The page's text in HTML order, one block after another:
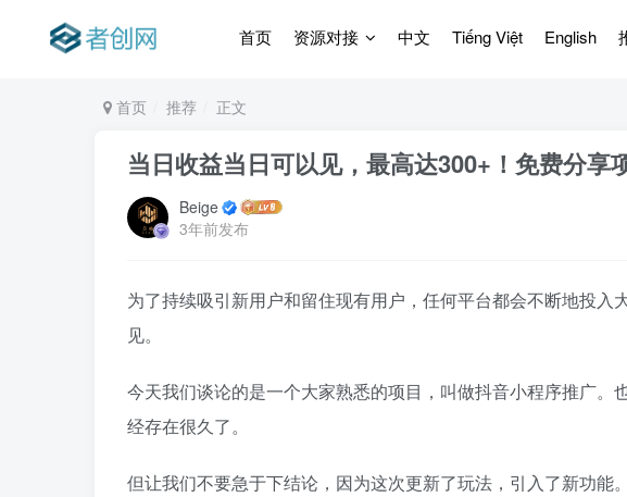
首页 资源对接 中文 Tiếng Việt English
首页 推荐 正文
当日收益当日可以见，最高达300+！免费分享
Beige
3年前发布
为了持续吸引新用户和留住现有用户，任何平台都会不断地投
见。
今天我们谈论的是一个大家熟悉的项目，叫做抖音小程序推广。
经存在很久了。
但让我们不要急于下结论，因为这次更新了玩法，引入了新功能。